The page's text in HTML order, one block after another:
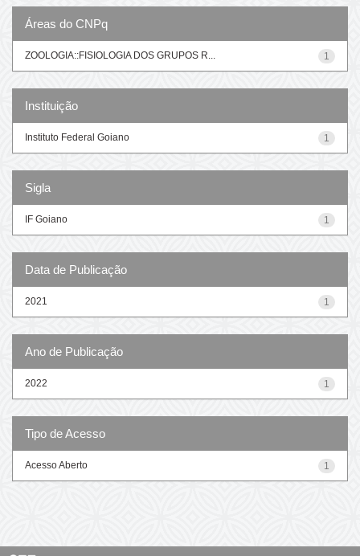
Áreas do CNPq
1
ZOOLOGIA::FISIOLOGIA DOS GRUPOS R...
Instituição
1
Instituto Federal Goiano
Sigla
1
IF Goiano
Data de Publicação
1
2021
Ano de Publicação
1
2022
Tipo de Acesso
1
Acesso Aberto